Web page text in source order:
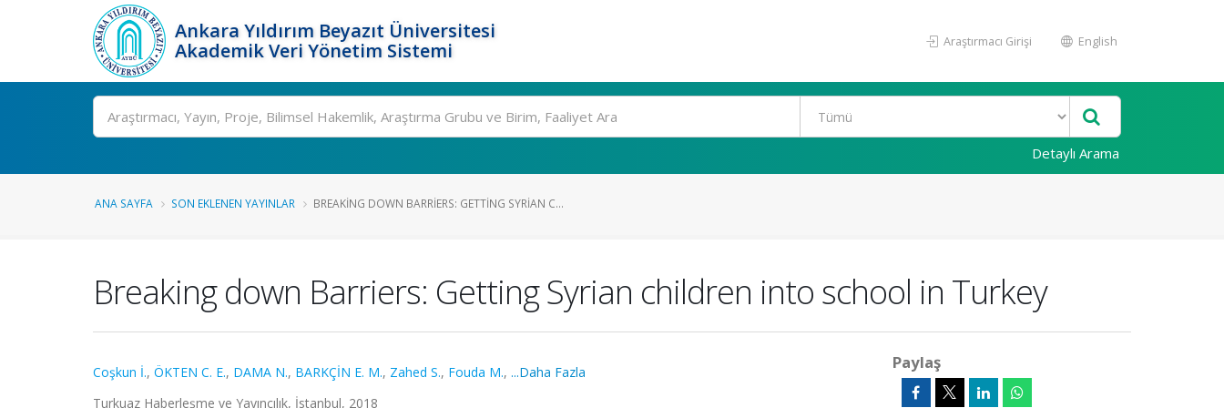
Ankara Yıldırım Beyazıt Üniversitesi
Akademik Veri Yönetim Sistemi
Araştırmacı Girişi English
Ara
Detaylı Arama
ANA SAYFA SON EKLENEN YAYINLAR BREAKING DOWN BARRIERS: GETTING SYRIAN C...
Breaking down Barriers: Getting Syrian children into school in Turkey
Coşkun İ., ÖKTEN C. E., DAMA N., BARKÇİN E. M., Zahed S., Fouda M., ...Daha Fazla
Turkuaz Haberleşme ve Yayıncılık, İstanbul, 2018
Paylaş